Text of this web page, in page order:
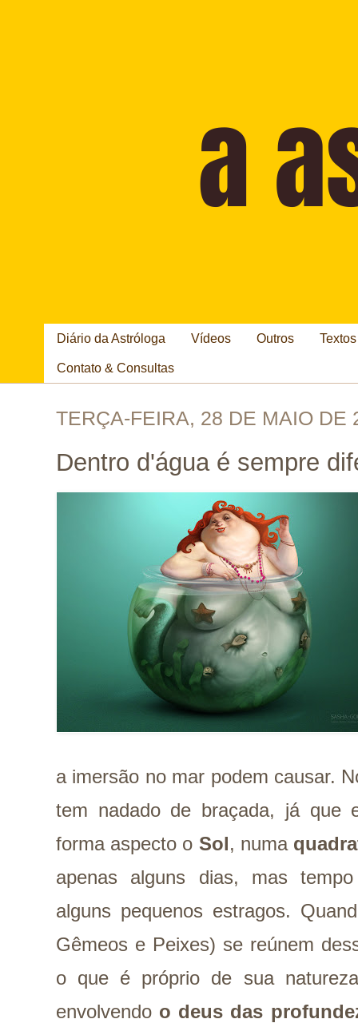
Diário da Astróloga Vídeos Outros
Contato & Consultas
TERÇA-FEIRA, 28 DE MAIO DE
Dentro d'água é sempre
a imersão no mar podem causar.
tem nadado de braçada, já que
forma aspecto o Sol, numa
apenas alguns dias, mas
alguns pequenos estragos.
Gêmeos e Peixes) se reúnem
o que é próprio de sua
envolvendo o deus das